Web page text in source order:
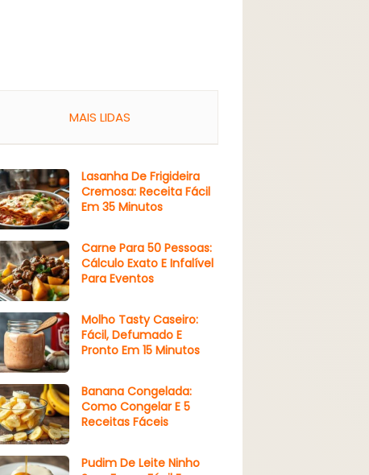
MAIS LIDAS
Lasanha De Frigideira
Cremosa: Receita Fácil
Em 35 Minutos
Carne Para 50 Pessoas:
Cálculo Exato E Infalível
Para Eventos
Molho Tasty Caseiro:
Fácil, Defumado E
Pronto Em 15 Minutos
Banana Congelada:
Como Congelar E 5
Receitas Fáceis
Pudim De Leite Ninho